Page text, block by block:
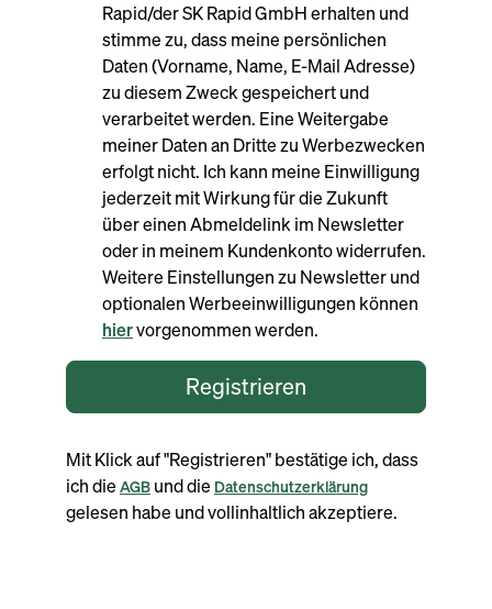
Rapid/der SK Rapid GmbH erhalten und
stimme zu, dass meine persönlichen
Daten (Vorname, Name, E-Mail Adresse)
zu diesem Zweck gespeichert und
verarbeitet werden. Eine Weitergabe
meiner Daten an Dritte zu Werbezwecken
erfolgt nicht. Ich kann meine Einwilligung
jederzeit mit Wirkung für die Zukunft
über einen Abmeldelink im Newsletter
oder in meinem Kundenkonto widerrufen.
Weitere Einstellungen zu Newsletter und
optionalen Werbeeinwilligungen können
hiervorgenommen werden.
Registrieren
Mit Klick auf "Registrieren" bestätige ich, dass
ich die AGB und die Datenschutzerklärung
gelesen habe und vollinhaltlich akzeptiere.